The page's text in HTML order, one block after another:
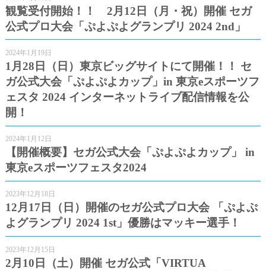
観覧受付開始！！ 2月12日（月・祝）開催 セガ
公式プロ大会「ぷよぷよグランプリ 2024 2nd」
2024年1月19日
1月28日（日）東京ビッグサイトにて開催！！ セ
ガ公式大会「ぷよぷよカップ」in 東京eスポーツフ
ェスタ 2024 インターネットライブ配信情報を公
開！
2024年1月12日
【開催概要】セガ公式大会「ぷよぷよカップ」 in
東京eスポーツフェスタ2024
2023年12月18日
12月17日（日）開催のセガ公式プロ大会 「ぷよぷ
よグランプリ 2024 1st」優勝はマッキー選手！
2023年12月15日
2月10日（土）開催 セガ公式「VIRTUA